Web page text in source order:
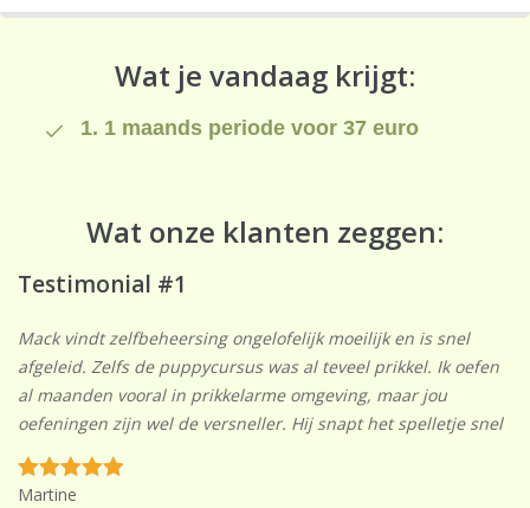
Wat je vandaag krijgt:
1. 1 maands periode voor 37 euro
Wat onze klanten zeggen:
Testimonial #1
Mack vindt zelfbeheersing ongelofelijk moeilijk en is snel
afgeleid. Zelfs de puppycursus was al teveel prikkel. Ik oefen
al maanden vooral in prikkelarme omgeving, maar jou
oefeningen zijn wel de versneller. Hij snapt het spelletje snel
Martine